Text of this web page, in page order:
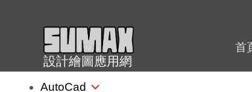
設計繪圖應用網
首
AutoCad